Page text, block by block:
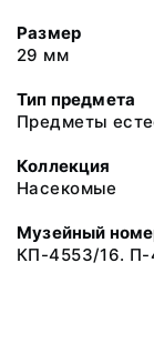
Размер
29 мм
Тип предмета
Предметы
Коллекция
Насекомые
Музейный
КП-4553/16. П-